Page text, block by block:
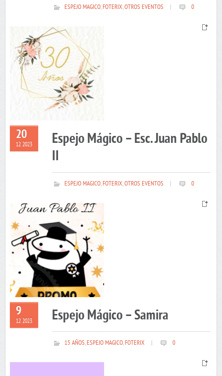
ESPEJO MAGICO,FOTERIX,OTROS EVENTOS 0
20
12 2023
Espejo Mágico – Esc. Juan Pablo
II
ESPEJO MAGICO,FOTERIX,OTROS EVENTOS 0
9
12 2023 Espejo Mágico – Samira
15 AÑOS,ESPEJO MAGICO,FOTERIX 0